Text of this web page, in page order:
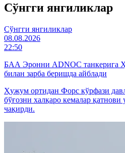
Cўнгги янгиликлар
Cўнгги янгиликлар
08.08.2026
22:50
БАА Эронни ADNOC танкерига
билан зарба беришда айблади
Ҳужум ортидан Форс кўрфази
бўғозни халқаро кемалар қатнови
чақирди.